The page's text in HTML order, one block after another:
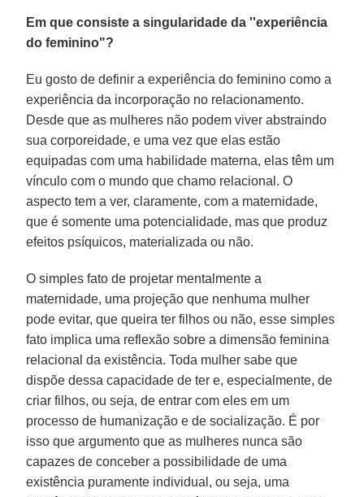
Em que consiste a singularidade da ''experiência
do feminino"?
Eu gosto de definir a experiência do feminino como a
experiência da incorporação no relacionamento.
Desde que as mulheres não podem viver abstraindo
sua corporeidade, e uma vez que elas estão
equipadas com uma habilidade materna, elas têm um
vínculo com o mundo que chamo relacional. O
aspecto tem a ver, claramente, com a maternidade,
que é somente uma potencialidade, mas que produz
efeitos psíquicos, materializada ou não.
O simples fato de projetar mentalmente a
maternidade, uma projeção que nenhuma mulher
pode evitar, que queira ter filhos ou não, esse simples
fato implica uma reflexão sobre a dimensão feminina
relacional da existência. Toda mulher sabe que
dispõe dessa capacidade de ter e, especialmente, de
criar filhos, ou seja, de entrar com eles em um
processo de humanização e de socialização. É por
isso que argumento que as mulheres nunca são
capazes de conceber a possibilidade de uma
existência puramente individual, ou seja, uma